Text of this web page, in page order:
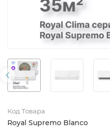
Код Товара
Royal Supremo Blanco